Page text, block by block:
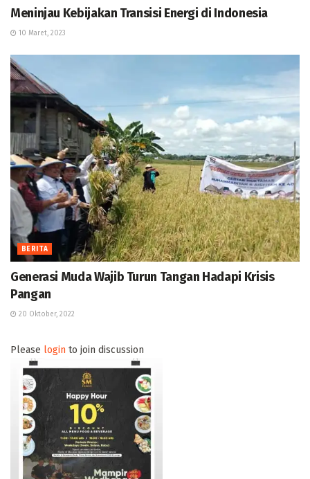
Meninjau Kebijakan Transisi Energi di Indonesia
10 Maret, 2023
BERITA
Generasi Muda Wajib Turun Tangan Hadapi Krisis
Pangan
20 Oktober, 2022
Please login to join discussion